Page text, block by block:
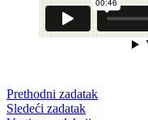
Prethodni zadatak
Sledeći zadatak